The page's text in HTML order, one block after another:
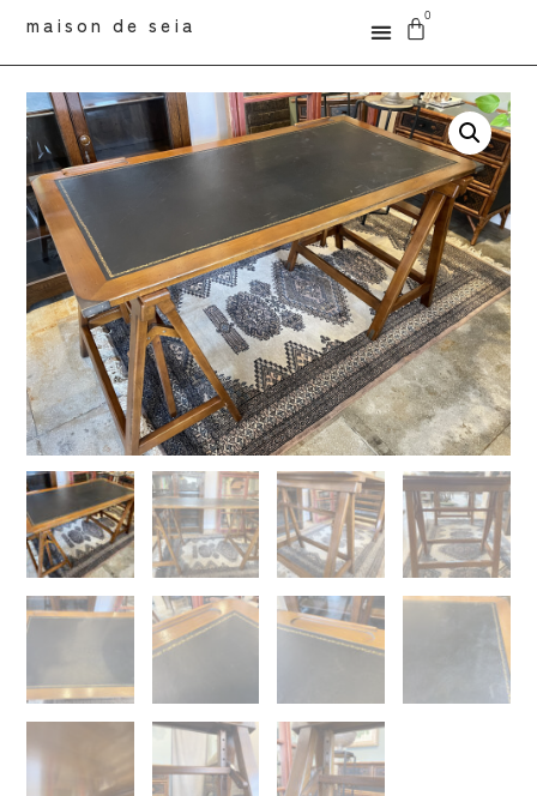
maison de seia 0